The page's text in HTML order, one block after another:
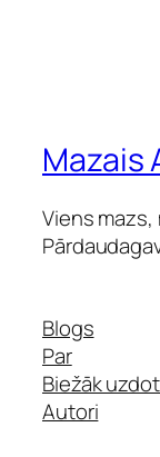
Mazais
Viens
Blogs
Par
Biežāk
Autori